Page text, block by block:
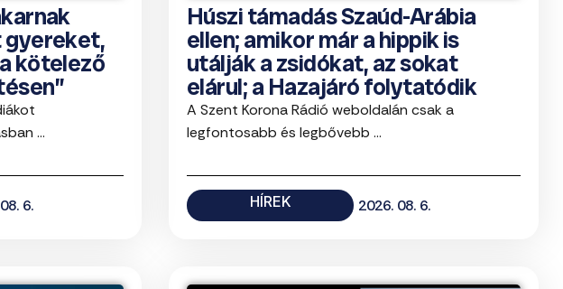
gyereket,
kötelező
...
6.
Húszi támadás Szaúd-Arábia
ellen; amikor már a hippik is
utálják a zsidókat, az sokat
elárul; a Hazajáró folytatódik
A Szent Korona Rádió weboldalán csak a
legfontosabb és legbővebb ...
HÍREK 2026. 08. 6.